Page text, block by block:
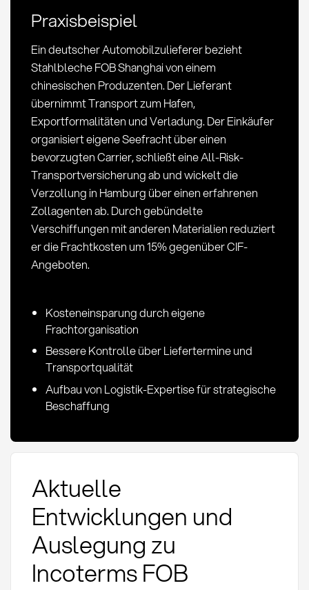
Risikoübergang
Praxisbeispiel
Ein deutscher Automobilzulieferer bezieht
Stahlbleche FOB Shanghai von einem
chinesischen Produzenten. Der Lieferant
übernimmt Transport zum Hafen,
Exportformalitäten und Verladung. Der Einkäufer
organisiert eigene Seefracht über einen
bevorzugten Carrier, schließt eine All-Risk-
Transportversicherung ab und wickelt die
Verzollung in Hamburg über einen erfahrenen
Zollagenten ab. Durch gebündelte
Verschiffungen mit anderen Materialien reduziert
er die Frachtkosten um 15% gegenüber CIF-
Angeboten.
Kosteneinsparung durch eigene
Frachtorganisation
Bessere Kontrolle über Liefertermine und
Transportqualität
Aufbau von Logistik-Expertise für strategische
Beschaffung
Aktuelle
Entwicklungen und
Auslegung zu
Incoterms FOB